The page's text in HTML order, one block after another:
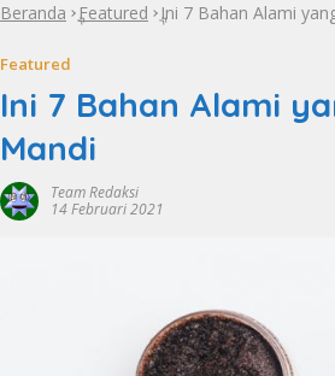
Beranda »Featured »Ini 7 Bahan Alami
Featured
Ini 7 Bahan Alami
Mandi
Team Redaksi
14 Februari 2021